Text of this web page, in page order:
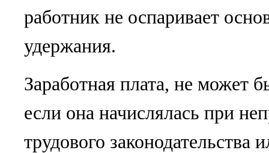
работник не оспаривает
удержания.
Заработная плата, не может
если она начислялась при
трудового